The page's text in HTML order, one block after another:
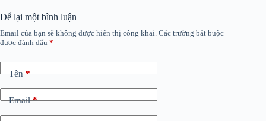
Để lại một bình luận
Email của bạn sẽ không được hiển thị công khai. Các trường bắt buộc
được đánh dấu *
Tên*
Email*